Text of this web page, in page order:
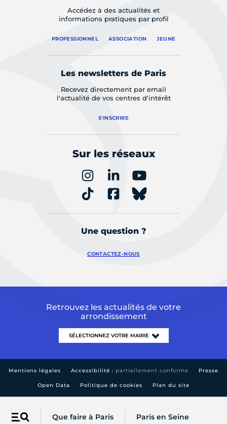
Menu Que faire à Paris Paris en Seine
Accédez à des actualités et
informations pratiques par profil
PROFESSIONNEL ASSOCIATION JEUNE
Les newsletters de Paris
Recevez directement par email
l'actualité de vos centres d'intérêt
S'INSCRIRE
Sur les réseaux
Une question ?
CONTACTEZ-NOUS
Retrouvez les actualités de votre
arrondissement
Mentions légales Accessibilité : partiellement conforme Presse
Open Data Politique de cookies Plan du site